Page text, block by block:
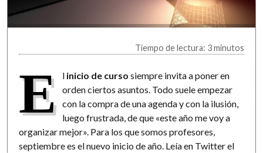
Tiempo de lectura: 3 minutos
E l inicio de curso siempre invita a poner en
orden ciertos asuntos. Todo suele empezar
con la compra de una agenda y con la ilusión,
luego frustrada, de que «este año me voy a
organizar mejor». Para los que somos profesores,
septiembre es el nuevo inicio de año. Leía en Twitter el